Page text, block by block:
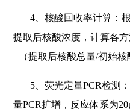
4 、核酸回收率计算：
提取后核酸浓度，计算各
=（提取后核酸总量/初始核
5 、荧光定量PCR检测
量PCR扩增，反应体系为